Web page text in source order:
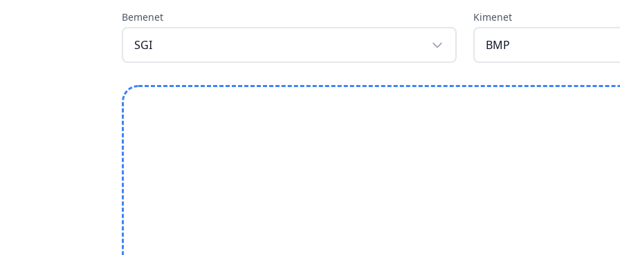
Bemenet
SGI
Kimenet
BMP